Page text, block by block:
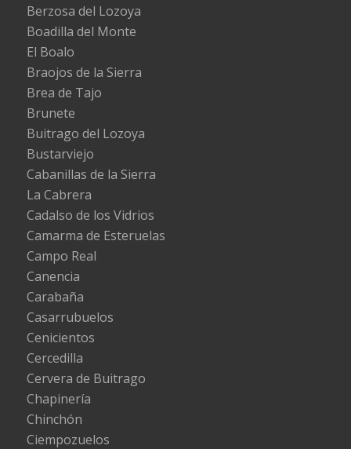
Berzosa del Lozoya
Boadilla del Monte
El Boalo
Braojos de la Sierra
Brea de Tajo
Brunete
Buitrago del Lozoya
Bustarviejo
Cabanillas de la Sierra
La Cabrera
Cadalso de los Vidrios
Camarma de Esteruelas
Campo Real
Canencia
Carabaña
Casarrubuelos
Cenicientos
Cercedilla
Cervera de Buitrago
Chapinería
Chinchón
Ciempozuelos